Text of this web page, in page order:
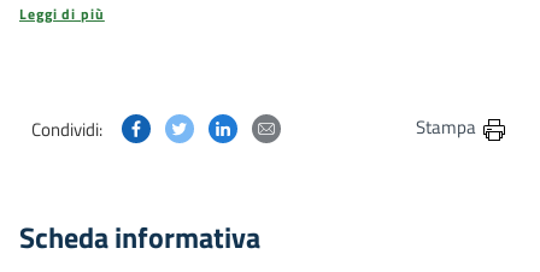
Leggi di più
Condividi: Condividi questa pagina su Facebook
Condividi questa pagina su Twitter
Condividi questa pagina su Linkedin
Condividi questa pagina via
Stampa
Scheda informativa